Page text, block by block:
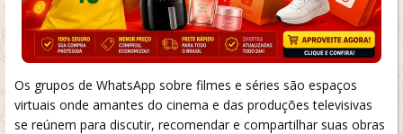
Os grupos de WhatsApp sobre filmes e séries são espaços
virtuais onde amantes do cinema e das produções televisivas
se reúnem para discutir, recomendar e compartilhar suas obras